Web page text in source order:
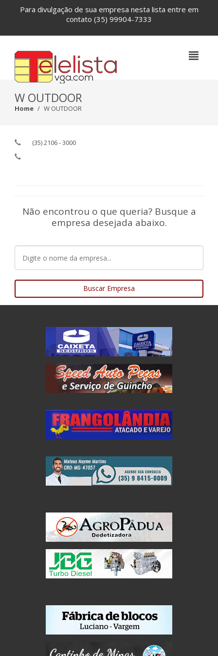
Para divulgação de sua empresa nesta lista entre em
contato (35) 99904-7333
W OUTDOOR
Home W OUTDOOR
(35) 2106 - 3000
Não encontrou o que queria? Busque a
empresa desejada abaixo.
Buscar Empresa